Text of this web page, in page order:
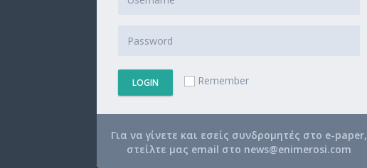
LOGIN Remember
Για να γίνετε και εσείς συνδρομητές στο e-paper,
στείλτε μας email στο news@enimerosi.com